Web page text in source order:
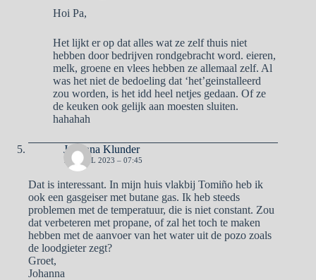
Hoi Pa,
Het lijkt er op dat alles wat ze zelf thuis niet
hebben door bedrijven rondgebracht word. eieren,
melk, groene en vlees hebben ze allemaal zelf. Al
was het niet de bedoeling dat ‘het’geinstalleerd
zou worden, is het idd heel netjes gedaan. Of ze
de keuken ook gelijk aan moesten sluiten.
hahahah
Johanna Klunder
14 APRIL 2023 – 07:45
Dat is interessant. In mijn huis vlakbij Tomiño heb ik
ook een gasgeiser met butane gas. Ik heb steeds
problemen met de temperatuur, die is niet constant. Zou
dat verbeteren met propane, of zal het toch te maken
hebben met de aanvoer van het water uit de pozo zoals
de loodgieter zegt?
Groet,
Johanna